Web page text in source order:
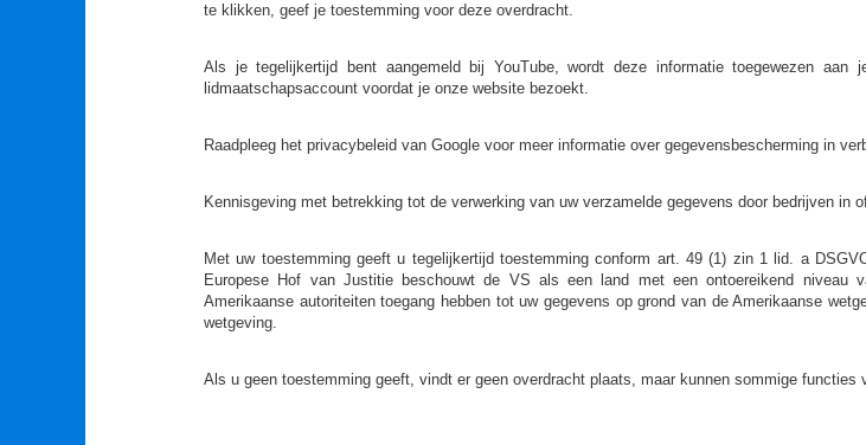
te klikken, geef je toestemming voor deze overdracht.
Als je tegelijkertijd bent aangemeld bij YouTube, wordt deze informatie toegewezen
lidmaatschapsaccount voordat je onze website bezoekt.
Raadpleeg het privacybeleid van Google voor meer informatie over gegevensbescherming in
Kennisgeving met betrekking tot de verwerking van uw verzamelde gegevens door bedrijven in
Met uw toestemming geeft u tegelijkertijd toestemming conform art. 49 (1) zin 1 lid. a
Europese Hof van Justitie beschouwt de VS als een land met een ontoereikend niveau
Amerikaanse autoriteiten toegang hebben tot uw gegevens op grond van de Amerikaanse
wetgeving.
Als u geen toestemming geeft, vindt er geen overdracht plaats, maar kunnen sommige functies